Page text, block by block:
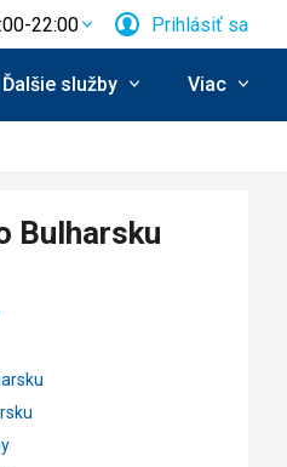
22:00 Prihlásiť sa
Ďalšie služby Viac
Bulharsku